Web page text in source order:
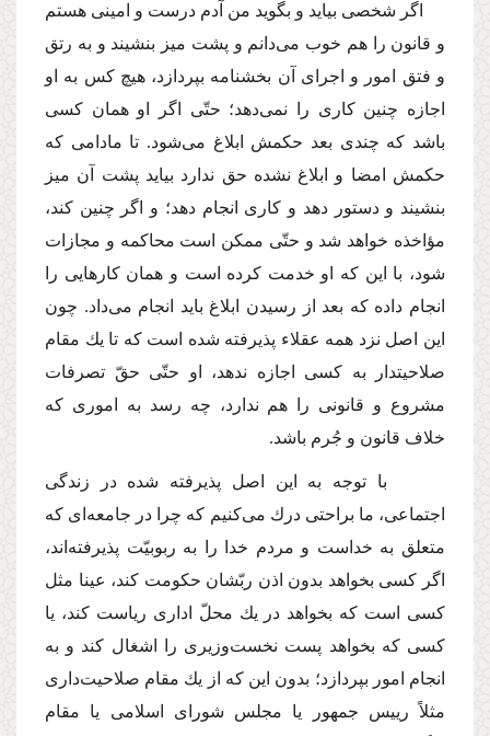
اگر شخصى بیاید و بگوید من آدم درست و امینى هستم
و قانون را هم خوب مى‌دانم و پشت میز بنشیند و به رتق
و فتق امور و اجراى آن بخشنامه بپردازد، هیچ كس به او
اجازه چنین كارى را نمى‌دهد؛ حتّى اگر او همان كسى
باشد كه چندى بعد حكمش ابلاغ مى‌شود. تا مادامى كه
حكمش امضا و ابلاغ نشده حق ندارد بیاید پشت آن میز
بنشیند و دستور دهد و كارى انجام دهد؛ و اگر چنین كند،
مؤاخذه خواهد شد و حتّى ممكن است محاكمه و مجازات
شود، با این كه او خدمت كرده است و همان كارهایى را
انجام داده كه بعد از رسیدن ابلاغ باید انجام مى‌داد. چون
این اصل نزد همه عقلاء پذیرفته شده است كه تا یك مقام
صلاحیتدار به كسى اجازه ندهد، او حتّى حقّ تصرفات
مشروع و قانونى را هم ندارد، چه رسد به امورى كه
خلاف قانون و جُرم باشد.
با توجه به این اصل پذیرفته شده در زندگى
اجتماعى، ما براحتى درك مى‌كنیم كه چرا در جامعه‌اى كه
متعلق به خداست و مردم خدا را به ربوبیّت پذیرفته‌اند،
اگر كسى بخواهد بدون اذن ربّشان حكومت كند، عینا مثل
كسى است كه بخواهد در یك محلّ ادارى ریاست كند، یا
كسى كه بخواهد پست نخست‌وزیرى را اشغال كند و به
انجام امور بپردازد؛ بدون این كه از یك مقام صلاحیت‌دارى
مثلاً رییس جمهور یا مجلس شوراى اسلامى یا مقام